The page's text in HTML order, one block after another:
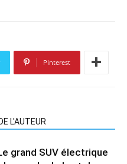
Pinterest
L'AUTEUR
grand SUV électrique